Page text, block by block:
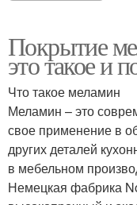
Покрытие
это такое и
Что такое меламин
Меламин – это
свое применение в
других деталей
в мебельном
Немецкая фабрика